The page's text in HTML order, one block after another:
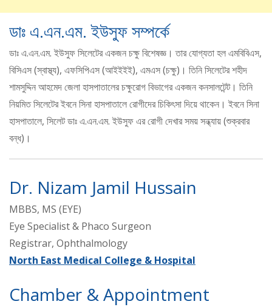
ডাঃ এ.এন.এম. ইউসুফ সম্পর্কে
ডাঃ এ.এন.এম. ইউসুফ সিলেটের একজন চক্ষু বিশেষজ্ঞ। তার যোগ্যতা হল এমবিবিএস,
বিসিএস (স্বাস্থ্য), এফসিপিএস (আইইইই), এমএস (চক্ষু)। তিনি সিলেটের শহীদ
শামসুদ্দিন আহমেদ জেলা হাসপাতালের চক্ষুরোগ বিভাগের একজন কনসালটেন্ট। তিনি
নিয়মিত সিলেটের ইবনে সিনা হাসপাতালে রোগীদের চিকিৎসা দিয়ে থাকেন। ইবনে সিনা
হাসপাতালে, সিলেট ডাঃ এ.এন.এম. ইউসুফ এর রোগী দেখার সময় সন্ধ্যায় (শুক্রবার
বন্ধ)।
Dr. Nizam Jamil Hussain
MBBS, MS (EYE)
Eye Specialist & Phaco Surgeon
Registrar, Ophthalmology
North East Medical College & Hospital
Chamber & Appointment